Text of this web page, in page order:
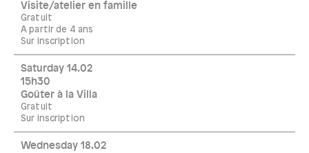
Visite/atelier en famille
Gratuit
A partir de 4 ans
Sur inscription
Saturday 14.02
15h30
Goûter à la Villa
Gratuit
Sur inscription
Wednesday 18.02